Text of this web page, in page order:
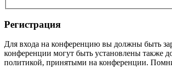
Регистрация
Для входа на конференцию вы должны быть
конференции могут быть установлены также
политикой, принятыми на конференции.